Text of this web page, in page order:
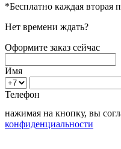
*Бесплатно каждая вторая
Нет времени ждать?
Оформите заказ сейчас
Имя
Телефон
нажимая на кнопку, вы
конфиденциальности